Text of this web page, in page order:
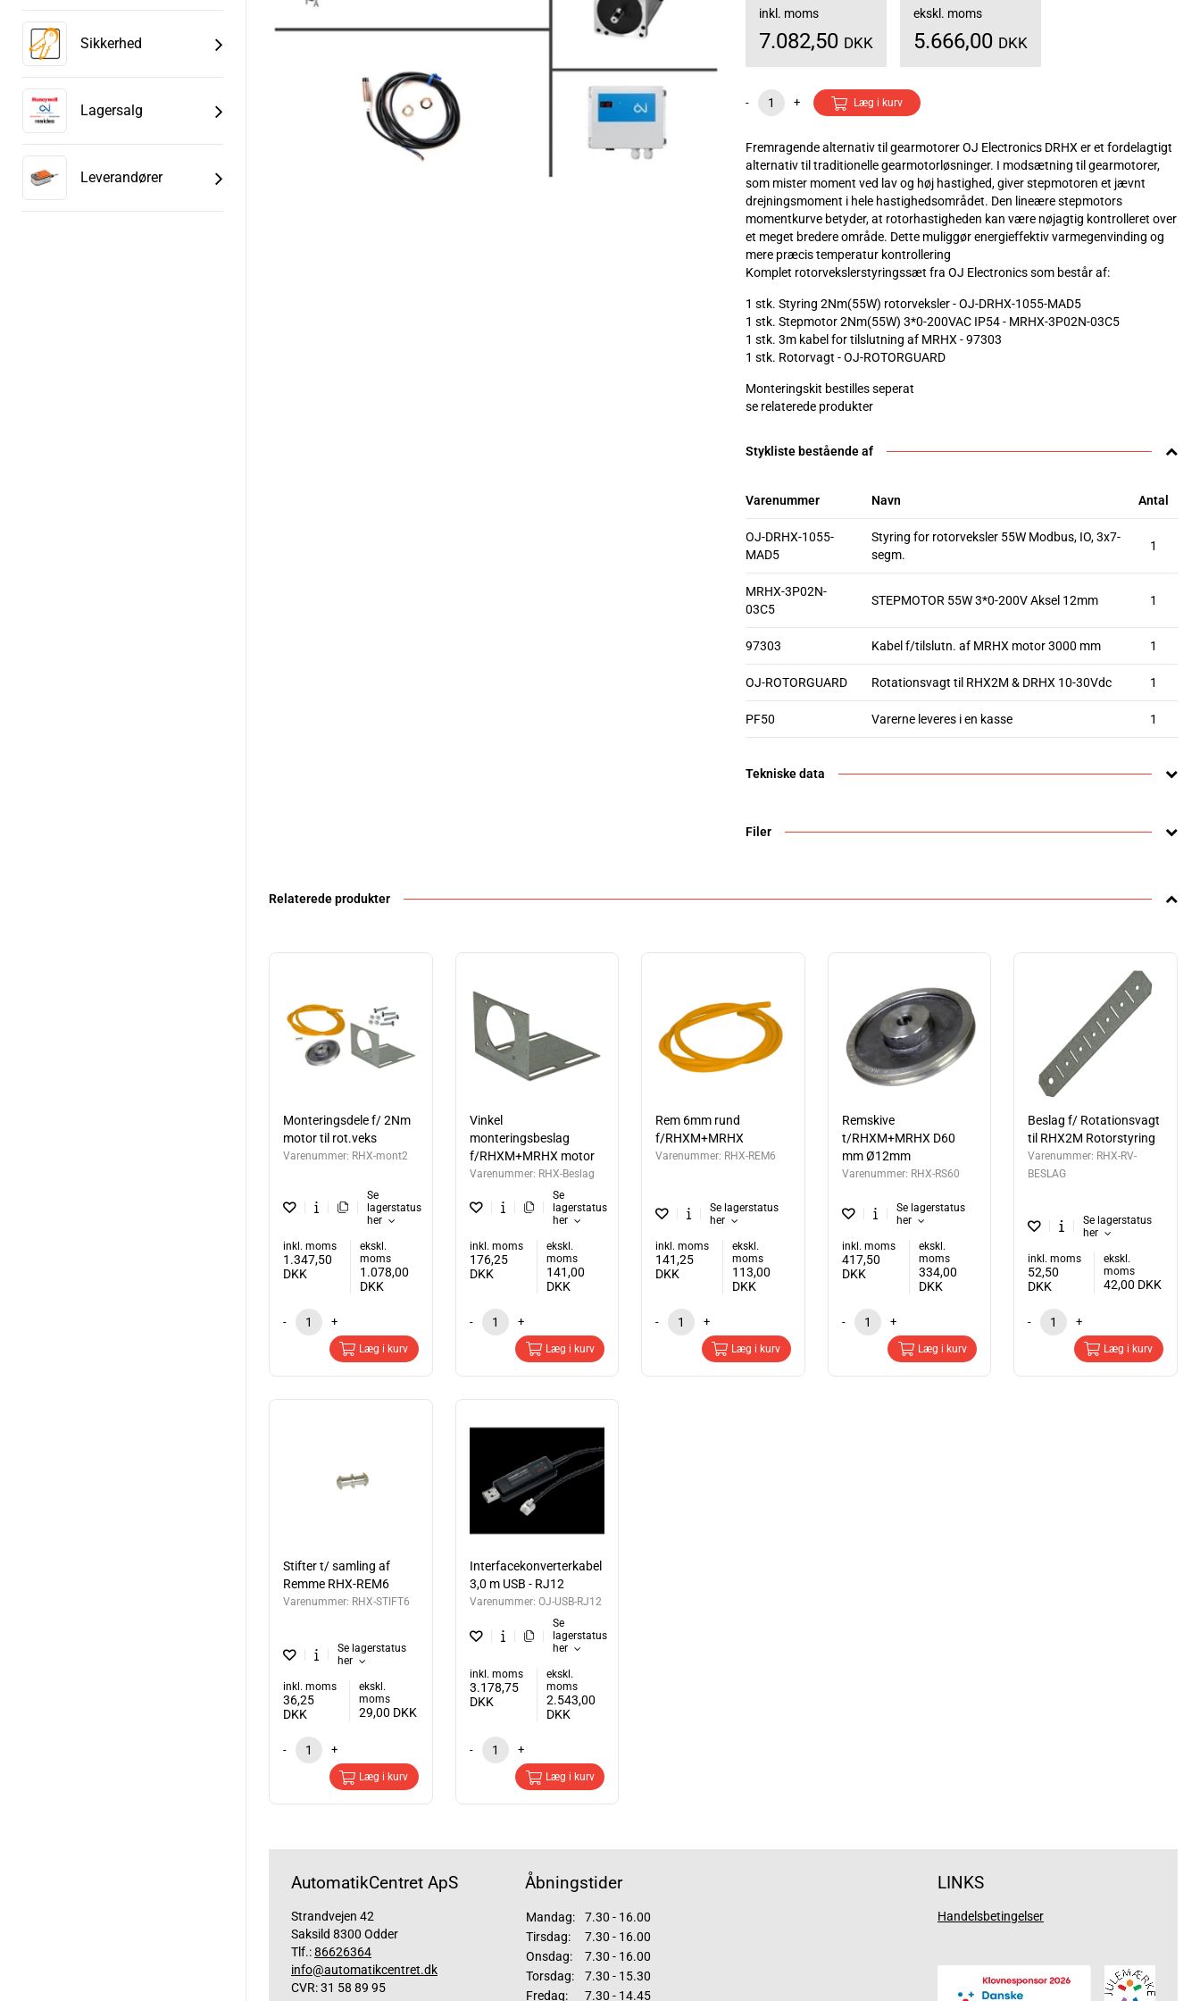
Sikkerhed
Lagersalg
Leverandører
inkl. moms
7.082,50 DKK
ekskl. moms
5.666,00 DKK
- + Læg i kurv
Fremragende alternativ til gearmotorer OJ Electronics DRHX er et fordelagtigt
alternativ til traditionelle gearmotorløsninger. I modsætning til gearmotorer,
som mister moment ved lav og høj hastighed, giver stepmotoren et jævnt
drejningsmoment i hele hastighedsområdet. Den lineære stepmotors
momentkurve betyder, at rotorhastigheden kan være nøjagtig kontrolleret over
et meget bredere område. Dette muliggør energieffektiv varmegenvinding og
mere præcis temperatur kontrollering
Komplet rotorvekslerstyringssæt fra OJ Electronics som består af:
1 stk. Styring 2Nm(55W) rotorveksler - OJ-DRHX-1055-MAD5
1 stk. Stepmotor 2Nm(55W) 3*0-200VAC IP54 - MRHX-3P02N-03C5
1 stk. 3m kabel for tilslutning af MRHX - 97303
1 stk. Rotorvagt - OJ-ROTORGUARD
Monteringskit bestilles seperat
se relaterede produkter
Stykliste bestående af
Varenummer Navn Antal
OJ-DRHX-1055-
MAD5
Styring for rotorveksler 55W Modbus, IO, 3x7-
segm.
1
MRHX-3P02N-
03C5
STEPMOTOR 55W 3*0-200V Aksel 12mm 1
97303 Kabel f/tilslutn. af MRHX motor 3000 mm 1
OJ-ROTORGUARD Rotationsvagt til RHX2M & DRHX 10-30Vdc 1
PF50 Varerne leveres i en kasse 1
Tekniske data
Filer
Relaterede produkter
Monteringsdele f/ 2Nm
motor til rot.veks
Varenummer: RHX-mont2
Se
lagerstatus
her
inkl. moms
1.347,50
DKK
ekskl.
moms
1.078,00
DKK
- +
Læg i kurv
Vinkel
monteringsbeslag
f/RHXM+MRHX motor
Varenummer: RHX-Beslag
Se
lagerstatus
her
inkl. moms
176,25
DKK
ekskl.
moms
141,00
DKK
- +
Læg i kurv
Rem 6mm rund
f/RHXM+MRHX
Varenummer: RHX-REM6
Se lagerstatus
her
inkl. moms
141,25
DKK
ekskl.
moms
113,00
DKK
- +
Læg i kurv
Remskive
t/RHXM+MRHX D60
mm Ø12mm
Varenummer: RHX-RS60
Se lagerstatus
her
inkl. moms
417,50
DKK
ekskl.
moms
334,00
DKK
- +
Læg i kurv
Beslag f/ Rotationsvagt
til RHX2M Rotorstyring
Varenummer: RHX-RV-
BESLAG
Se lagerstatus
her
inkl. moms
52,50
DKK
ekskl.
moms
42,00 DKK
- +
Læg i kurv
Stifter t/ samling af
Remme RHX-REM6
Varenummer: RHX-STIFT6
Se lagerstatus
her
inkl. moms
36,25
DKK
ekskl.
moms
29,00 DKK
- +
Læg i kurv
Interfacekonverterkabel
3,0 m USB - RJ12
Varenummer: OJ-USB-RJ12
Se
lagerstatus
her
inkl. moms
3.178,75
DKK
ekskl.
moms
2.543,00
DKK
- +
Læg i kurv
AutomatikCentret ApS
Strandvejen 42
Saksild 8300 Odder
Tlf.:86626364
info@automatikcentret.dk
CVR: 31 58 89 95
Åbningstider
Mandag:
7.30 - 16.00
Tirsdag:
7.30 - 16.00
Onsdag:
7.30 - 16.00
Torsdag:
7.30 - 15.30
Fredag:
7.30 - 14.45
LINKS
Handelsbetingelser